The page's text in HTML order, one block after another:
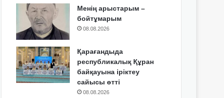
Менің арыстарым –
бойтұмарым
08.08.2026
Қарағандыда
республикалық Құран
байқауына іріктеу
сайысы өтті
08.08.2026